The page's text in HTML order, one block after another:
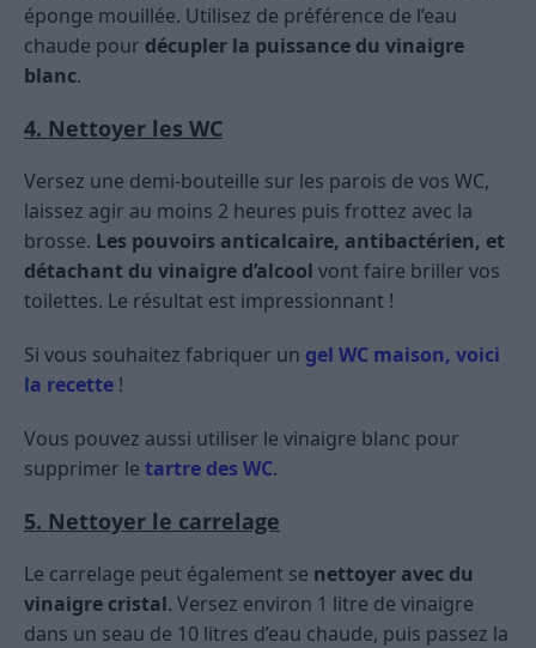
éponge mouillée. Utilisez de préférence de l’eau
chaude pour décupler la puissance du vinaigre
blanc.
4. Nettoyer les WC
Versez une demi-bouteille sur les parois de vos WC,
laissez agir au moins 2 heures puis frottez avec la
brosse. Les pouvoirs anticalcaire, antibactérien, et
détachant du vinaigre d’alcool vont faire briller vos
toilettes. Le résultat est impressionnant !
Si vous souhaitez fabriquer un gel WC maison, voici
la recette !
Vous pouvez aussi utiliser le vinaigre blanc pour
supprimer le tartre des WC.
5. Nettoyer le carrelage
Le carrelage peut également se nettoyer avec du
vinaigre cristal. Versez environ 1 litre de vinaigre
dans un seau de 10 litres d’eau chaude, puis passez la